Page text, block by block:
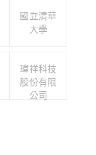
國立清華
大學
瑋祥科技
股份有限
公司